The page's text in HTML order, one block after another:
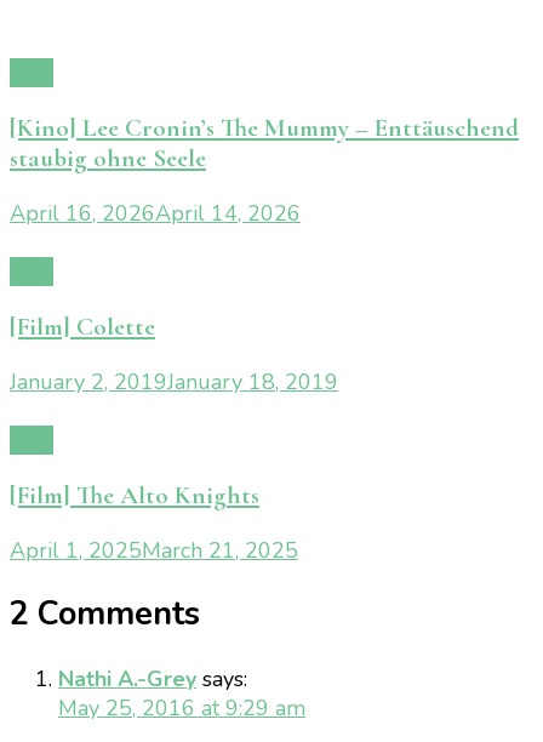
[Kino] Lee Cronin’s The Mummy – Enttäuschend
staubig ohne Seele
April 16, 2026April 14, 2026
[Film] Colette
January 2, 2019January 18, 2019
[Film] The Alto Knights
April 1, 2025March 21, 2025
2 Comments
Nathi A.-Grey says:
May 25, 2016 at 9:29 am